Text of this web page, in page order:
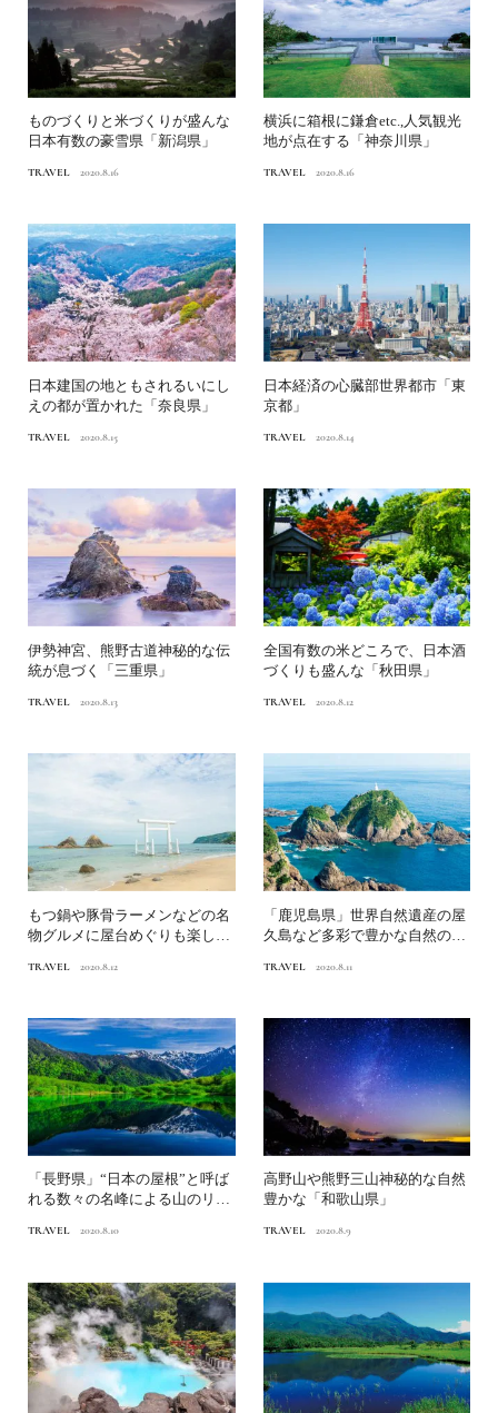
ものづくりと米づくりが盛んな
日本有数の豪雪県「新潟県」
TRAVEL 2020.8.16
横浜に箱根に鎌倉etc.,人気観光
地が点在する「神奈川県」
TRAVEL 2020.8.16
日本建国の地ともされるいにし
えの都が置かれた「奈良県」
TRAVEL 2020.8.15
日本経済の心臓部世界都市「東
京都」
TRAVEL 2020.8.14
伊勢神宮、熊野古道神秘的な伝
統が息づく「三重県」
TRAVEL 2020.8.13
全国有数の米どころで、日本酒
づくりも盛んな「秋田県」
TRAVEL 2020.8.12
もつ鍋や豚骨ラーメンなどの名
物グルメに屋台めぐりも楽しい
TRAVEL 2020.8.12
「鹿児島県」世界自然遺産の屋
久島など多彩で豊かな自然の宝
TRAVEL 2020.8.11
「長野県」“日本の屋根”と呼ば
れる数々の名峰による山のリゾ
TRAVEL 2020.8.10
高野山や熊野三山神秘的な自然
豊かな「和歌山県」
TRAVEL 2020.8.9